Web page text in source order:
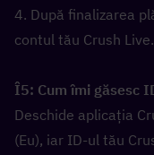
4. După finalizarea
contul tău Crush Live.
Î5: Cum îmi găsesc
Deschide aplicația
(Eu), iar ID-ul tău